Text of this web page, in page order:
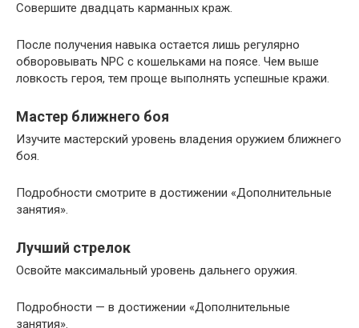
Совершите двадцать карманных краж.
После получения навыка остается лишь регулярно
обворовывать NPC с кошельками на поясе. Чем выше
ловкость героя, тем проще выполнять успешные кражи.
Мастер ближнего боя
Изучите мастерский уровень владения оружием ближнего
боя.
Подробности смотрите в достижении «Дополнительные
занятия».
Лучший стрелок
Освойте максимальный уровень дальнего оружия.
Подробности — в достижении «Дополнительные
занятия».